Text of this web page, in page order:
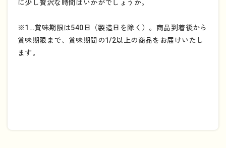
に少し贅沢な時間はいかがでしょうか。
※1…賞味期限は540日（製造日を除く）。商品到着後から
賞味期限まで、賞味期間の1/2以上の商品をお届けいたし
ます。